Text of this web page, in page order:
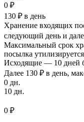
0 ₽
130 ₽ в день
Хранение входящих
следующий день и
Максимальный срок
посылка
Исходящие — 10 дней
Далее 130 ₽ в день,
0 дн.
10 дн.
0 ₽